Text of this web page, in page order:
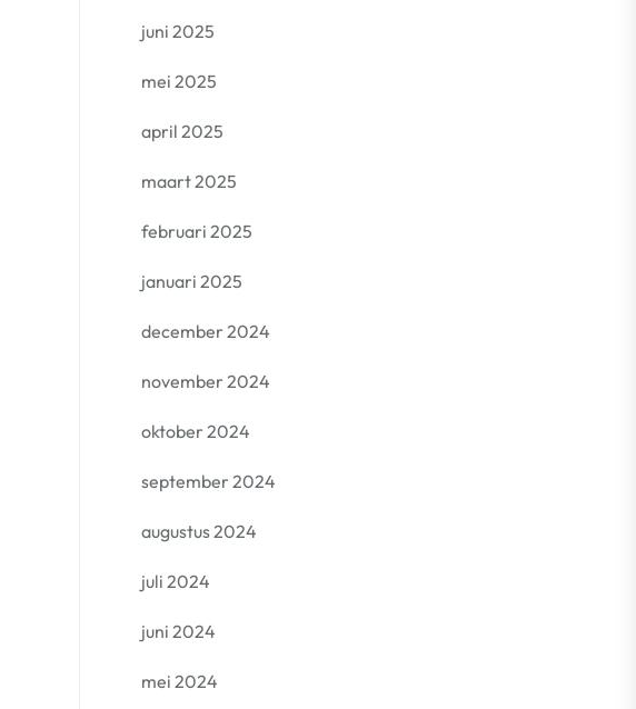
juni 2025
mei 2025
april 2025
maart 2025
februari 2025
januari 2025
december 2024
november 2024
oktober 2024
september 2024
augustus 2024
juli 2024
juni 2024
mei 2024